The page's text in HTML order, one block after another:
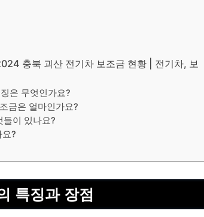
충북 괴산 전기차 보조금 현황 | 전기차, 보
은 무엇인가요?
금은 얼마인가요?
들이 있나요?
?
특징과 장점